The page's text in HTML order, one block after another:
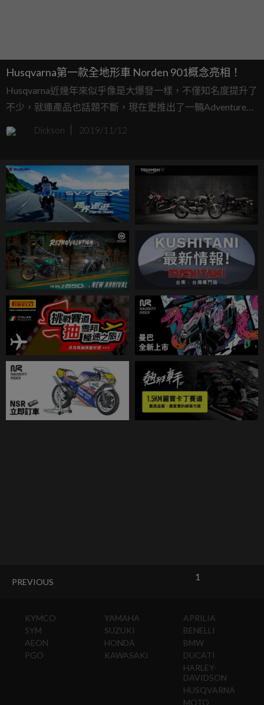
Husqvarna第一款全地形車 Norden 901概念亮相！
Husqvarna近幾年來似乎像是大爆發一樣，不僅知名度提升了
不少，就連產品也話題不斷，現在更推出了一輛Adventure車
款，雖然是概念車的形式，但也看得出來他們對於擴張產品
線非常認真。
Dickson 2019/11/12
PREVIOUS 1
KYMCO
SYM
AEON
PGO
YAMAHA
SUZUKI
HONDA
KAWASAKI
APRILIA
BENELLI
BMW
DUCATI
HARLEY-
DAVIDSON
HUSQVARNA
MOTO